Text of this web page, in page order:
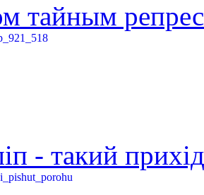
тайным
- такий